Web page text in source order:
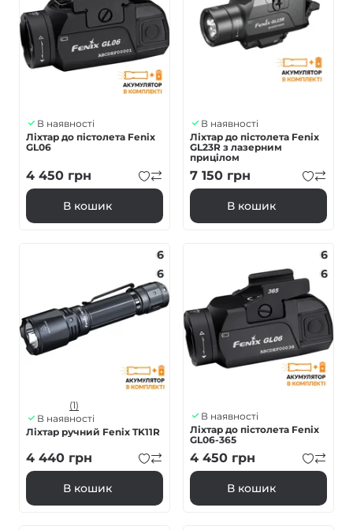
В наявності
Ліхтар до пістолета Fenix
GL06
4 450 грн
В кошик
В наявності
Ліхтар до пістолета Fenix
GL23R з лазерним
прицілом
7 150 грн
В кошик
6
6
(1)
В наявності
Ліхтар ручний Fenix TK11R
4 440 грн
В кошик
6
6
В наявності
Ліхтар до пістолета Fenix
GL06-365
4 450 грн
В кошик